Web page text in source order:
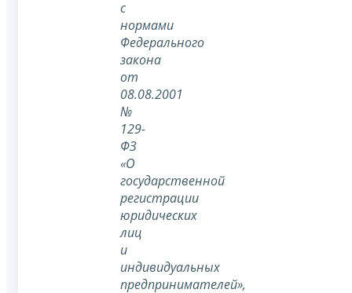
с
нормами
Федерального
закона
от
08.08.2001
№
129-
ФЗ
«О
государственной
регистрации
юридических
лиц
и
индивидуальных
предпринимателей»,